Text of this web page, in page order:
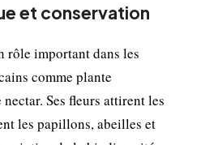
et conservation
important dans les
comme plante
Ses fleurs attirent les
les papillons, abeilles et